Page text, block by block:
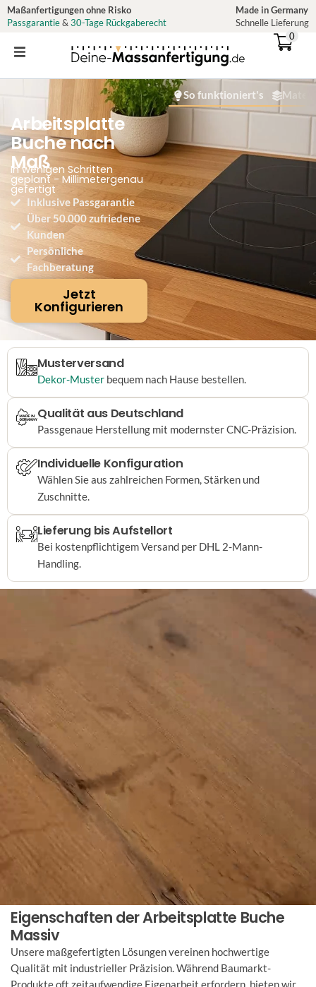
Zum
Inhalt
Maßanfertigungen ohne Risko
Passgarantie& 30-Tage Rückgaberecht
Made in Germany
Schnelle Lieferung
0
Arbeitsplatte
Buche nach
Maß
In wenigen Schritten
geplant - Millimetergenau
gefertigt
Inklusive Passgarantie
Über 50.000 zufriedene
Kunden
Persönliche
Fachberatung
Jetzt
Konfigurieren
So funktioniert's
Musterversand
Dekor-Muster bequem nach Hause bestellen.
Qualität aus Deutschland
Passgenaue Herstellung mit modernster CNC-Präzision.
Individuelle Konfiguration
Wählen Sie aus zahlreichen Formen, Stärken und
Zuschnitte.
Lieferung bis Aufstellort
Bei kostenpflichtigem Versand per DHL 2-Mann-
Handling.
Eigenschaften der Arbeitsplatte Buche
Massiv
Unsere maßgefertigten Lösungen vereinen hochwertige
Qualität mit industrieller Präzision. Während Baumarkt-
Produkte oft zeitaufwendige Eigenarbeit erfordern, bieten wir